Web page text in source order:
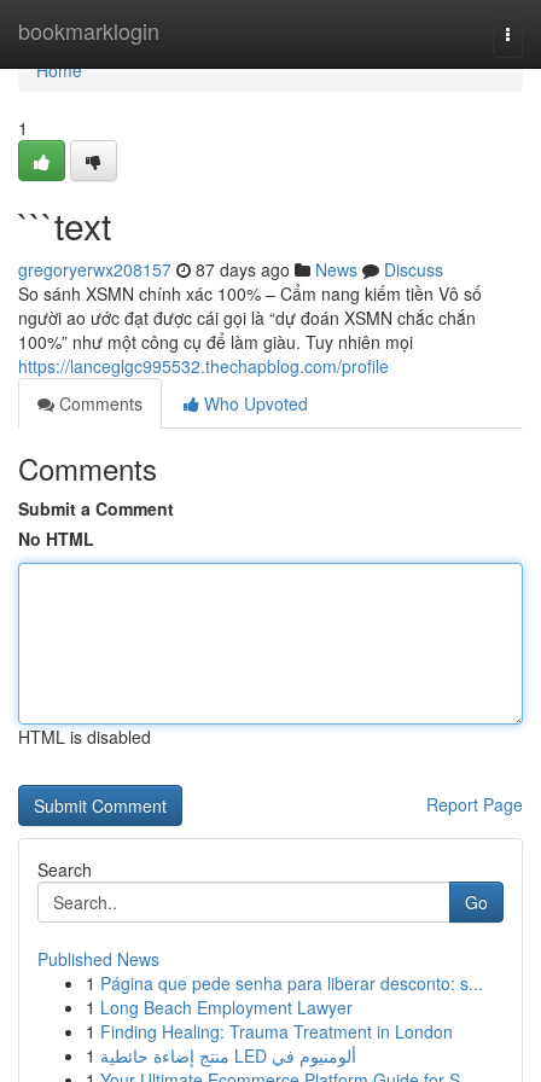
bookmarklogin
Home
Home
1
```text
gregoryerwx208157 87 days ago News
Discuss
So sánh XSMN chính xác 100% – Cẩm nang kiếm tiền Vô số
người ao ước đạt được cái gọi là “dự đoán XSMN chắc chắn
100%” như một công cụ để làm giàu. Tuy nhiên mọi
https://lanceglgc995532.thechapblog.com/profile
Comments
Who Upvoted
Comments
Submit a Comment
No HTML
HTML is disabled
Report Page
Search
Go
Published News
1 Página que pede senha para liberar desconto: s...
1 Long Beach Employment Lawyer
1 Finding Healing: Trauma Treatment in London
1
منتج إضاءة حائطية LED ألومنيوم في